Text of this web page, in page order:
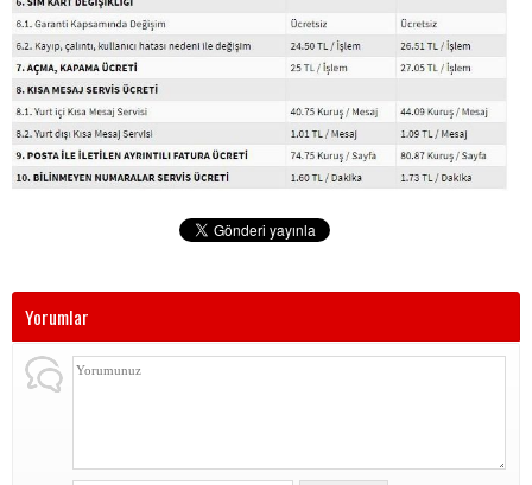
Yorumlar